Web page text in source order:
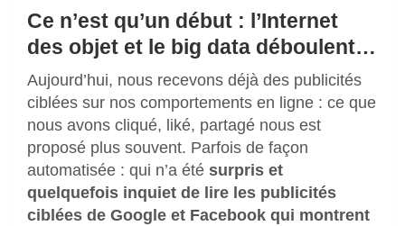
Ce n’est qu’un début : l’Internet
des objet et le big data déboulent…
Aujourd’hui, nous recevons déjà des publicités
ciblées sur nos comportements en ligne : ce que
nous avons cliqué, liké, partagé nous est
proposé plus souvent. Parfois de façon
automatisée : qui n’a été surpris et
quelquefois inquiet de lire les publicités
ciblées de Google et Facebook qui montrent